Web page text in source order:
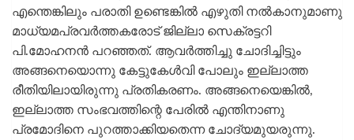
എന്തെങ്കിലും പരാതി ഉണ്ടെങ്കിൽ എഴുതി നൽകാനുമാണു
മാധ്യമപ്രവർത്തകരോട് ജില്ലാ സെക്രട്ടറി
പി.മോഹനൻ പറഞ്ഞത്. ആവർത്തിച്ചു ചോദിച്ചിട്ടും
അങ്ങനെയൊന്നു കേട്ടുകേൾവി പോലും ഇല്ലാത്ത
രീതിയിലായിരുന്നു പ്രതികരണം. അങ്ങനെയെങ്കിൽ,
ഇല്ലാത്ത സംഭവത്തിന്റെ പേരിൽ എന്തിനാണു
പ്രമോദിനെ പുറത്താക്കിയതെന്ന ചോദ്യമുയരുന്നു.